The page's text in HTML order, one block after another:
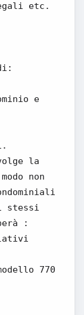
etc.
e
la
non
stessi
:
770